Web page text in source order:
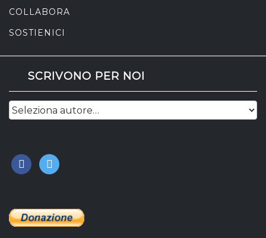
COLLABORA
SOSTIENICI
SCRIVONO PER NOI
facebook
twitter